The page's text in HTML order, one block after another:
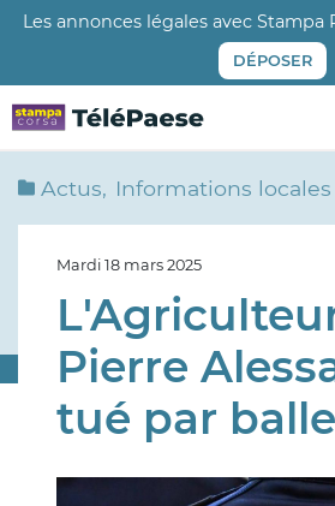
Aller
principal
Les annonces légales avec Stampa
DÉPOSER
Actus Informations locales
Mardi 18 mars 2025
Pierre
tué par
Image